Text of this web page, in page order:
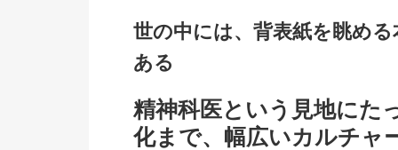
世の中には、背表紙を眺め
ある
精神科医という見地にた
化まで、幅広いカルチャ